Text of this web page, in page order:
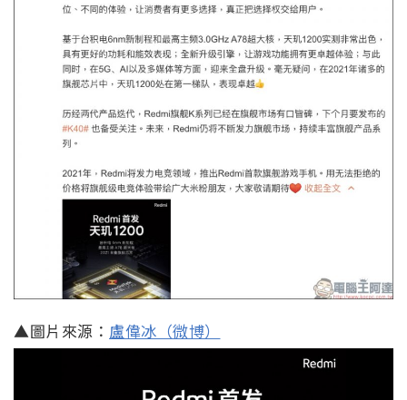
▲圖片來源： 盧偉冰（微博）